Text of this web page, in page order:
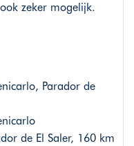
zeker mogelijk.
Parador de
de El Saler, 160 km